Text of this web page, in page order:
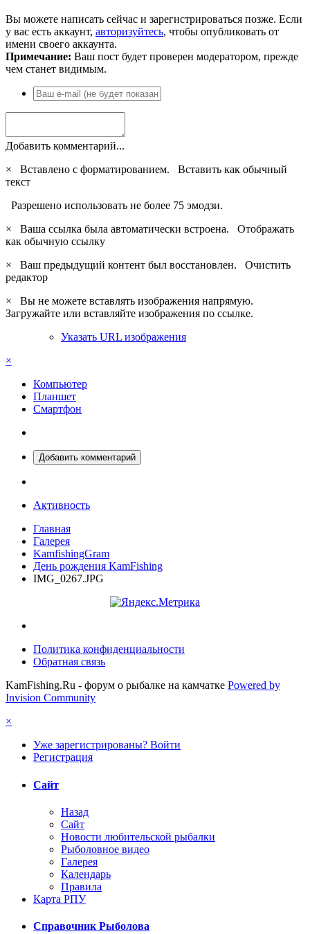
Вы можете написать сейчас и зарегистрироваться позже. Если
у вас есть аккаунт, авторизуйтесь, чтобы опубликовать от
имени своего аккаунта.
Примечание: Ваш пост будет проверен модератором, прежде
чем станет видимым.
Добавить комментарий...
×
Вставлено с форматированием. Вставить как обычный
текст
Разрешено использовать не более 75 эмодзи.
×
Ваша ссылка была автоматически встроена. Отображать
как обычную ссылку
×
Ваш предыдущий контент был восстановлен. Очистить
редактор
×
Вы не можете вставлять изображения напрямую.
Загружайте или вставляйте изображения по ссылке.
Указать URL изображения
×
Компьютер
Планшет
Смартфон
Добавить комментарий
Активность
Главная
Галерея
KamfishingGram
День рождения KamFishing
IMG_0267.JPG
Политика конфиденциальности
Обратная связь
KamFishing.Ru - форум о рыбалке на камчатке Powered by
Invision Community
×
Уже зарегистрированы? Войти
Регистрация
Сайт
Назад
Сайт
Новости любительской рыбалки
Рыболовное видео
Галерея
Календарь
Правила
Карта РПУ
Справочник Рыболова